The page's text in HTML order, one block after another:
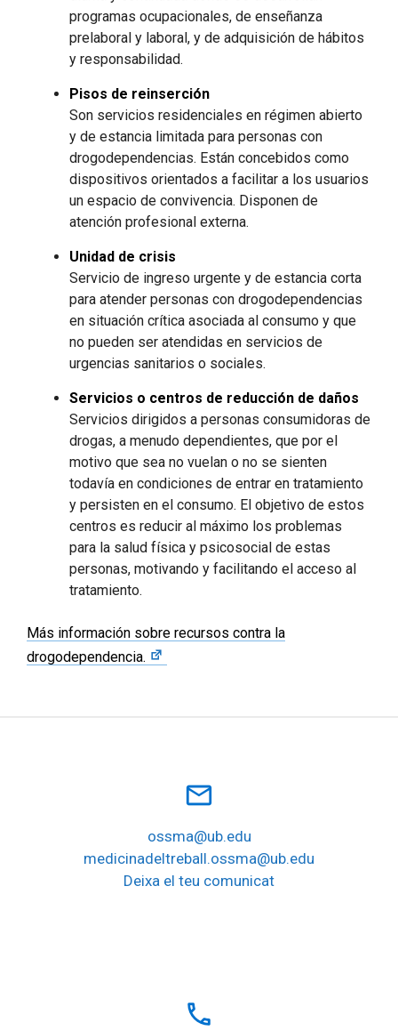
programas ocupacionales, de enseñanza
prelaboral y laboral, y de adquisición de hábitos
y responsabilidad.
Pisos de reinserción
Son servicios residenciales en régimen abierto
y de estancia limitada para personas con
drogodependencias. Están concebidos como
dispositivos orientados a facilitar a los usuarios
un espacio de convivencia. Disponen de
atención profesional externa.
Unidad de crisis
Servicio de ingreso urgente y de estancia corta
para atender personas con drogodependencias
en situación crítica asociada al consumo y que
no pueden ser atendidas en servicios de
urgencias sanitarios o sociales.
Servicios o centros de reducción de daños
Servicios dirigidos a personas consumidoras de
drogas, a menudo dependientes, que por el
motivo que sea no vuelan o no se sienten
todavía en condiciones de entrar en tratamiento
y persisten en el consumo. El objetivo de estos
centros es reducir al máximo los problemas
para la salud física y psicosocial de estas
personas, motivando y facilitando el acceso al
tratamiento.
Más información sobre recursos contra la
drogodependencia.
mail_outline
ossma@ub.edu
medicinadeltreball.ossma@ub.edu
Deixa el teu comunicat
local_phone